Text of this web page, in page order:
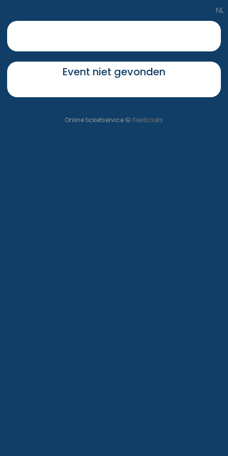
NL
Event niet gevonden
Online ticketservice © Flextickets